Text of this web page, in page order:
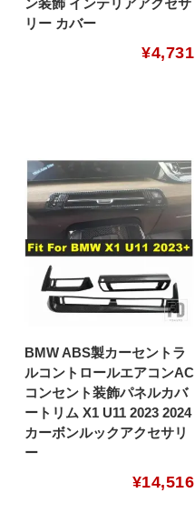
リー カバー
¥4,731
BMW ABS製カーセントラ
ルコントロールエアコンAC
コンセント装飾パネルカバ
ートリム X1 U11 2023 2024
カーボンルックアクセサリ
ー
¥14,516